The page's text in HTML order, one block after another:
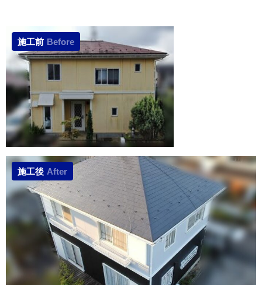
施工前 Before
施工後 After